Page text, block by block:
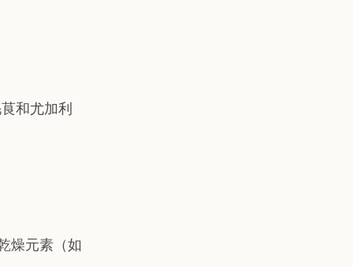
和尤加利
燥元素（如